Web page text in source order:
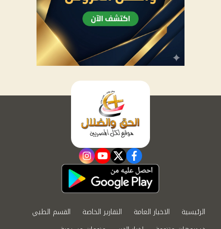
facebook
twitter
youtube
instagram
الرئيسية الاخبار العامة التقارير الخاصة
القسم الطبي